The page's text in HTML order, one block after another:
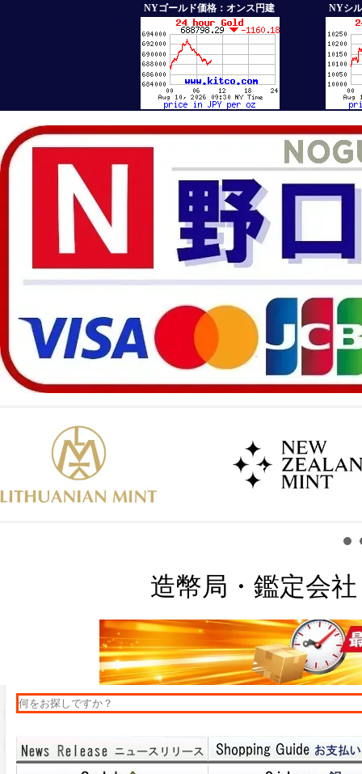
NYゴールド価格：オンス円建 NYシ
造幣局・鑑定会